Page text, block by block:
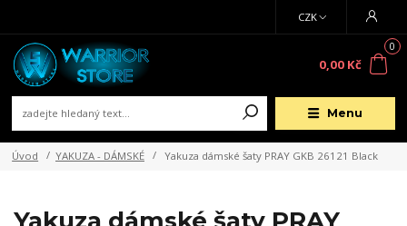
Menu
CZK
0
0,00 Kč
Úvod YAKUZA - DÁMSKÉ Yakuza dámské šaty PRAY GKB 26121 Black